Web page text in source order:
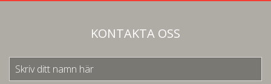
KONTAKTA OSS